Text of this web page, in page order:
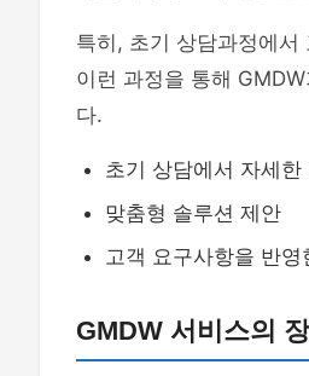
특히, 초기 상담과정에
이런 과정을 통해
다.
초기 상담에서 자세한
맞춤형 솔루션 제안
고객 요구사항을 반영
GMDW 서비스의